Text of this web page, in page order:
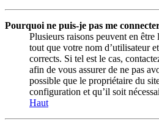
Pourquoi ne puis-je pas me
Plusieurs raisons peuvent en
tout que votre nom d’utilisateur
corrects. Si tel est le cas,
afin de vous assurer de ne pas
possible que le propriétaire du
configuration et qu’il soit
Haut